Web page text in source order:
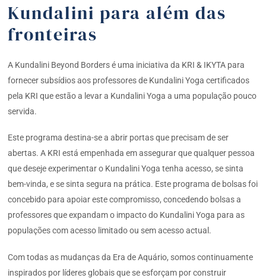
Kundalini para além das
fronteiras
A Kundalini Beyond Borders é uma iniciativa da KRI & IKYTA para
fornecer subsídios aos professores de Kundalini Yoga certificados
pela KRI que estão a levar a Kundalini Yoga a uma população pouco
servida.
Este programa destina-se a abrir portas que precisam de ser
abertas. A KRI está empenhada em assegurar que qualquer pessoa
que deseje experimentar o Kundalini Yoga tenha acesso, se sinta
bem-vinda, e se sinta segura na prática. Este programa de bolsas foi
concebido para apoiar este compromisso, concedendo bolsas a
professores que expandam o impacto do Kundalini Yoga para as
populações com acesso limitado ou sem acesso actual.
Com todas as mudanças da Era de Aquário, somos continuamente
inspirados por líderes globais que se esforçam por construir